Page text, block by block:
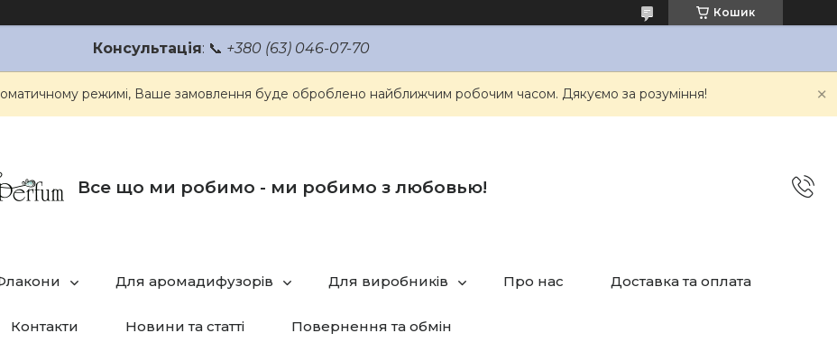
Кошик
Консультація: 📞 +380 (63) 046-07-70
режимі, Ваше замовлення буде оброблено найближчим робочим часом. Дякуємо за розуміння!
Все що ми робимо - ми робимо з любовью!
Для аромадифузорів Для виробників Про нас Доставка та оплата
Контакти Новини та статті Повернення та обмін